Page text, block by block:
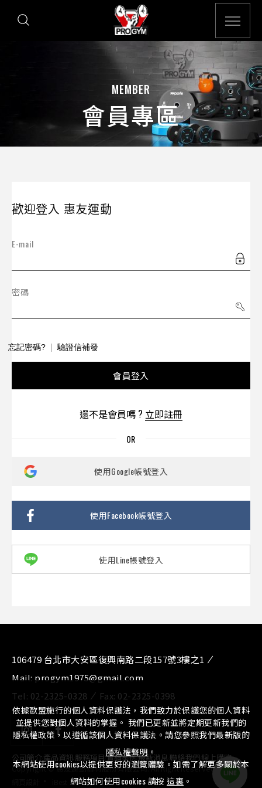
MEMBER
會員專區
歡迎登入 惠友運動
E-mail
密碼
忘記密碼? 驗證信補發
會員登入
還不是會員嗎 ? 立即註冊
使用Google帳號登入
使用Facebook帳號登入
使用Line帳號登入
106479 台北市大安區復興南路二段157號3樓之1
Mail: progym1975@gmail.com
Tel: 02-2325-0328 Fax: 02-2325-0398
公司簡介產品資訊 服務項目⁄實績案例⁄最新消息 聯絡我們 線上購物
Copyright © 惠友運動器材股份有限公司. All Right Reserved.
依據歐盟施行的個人資料保護法，我們致力於保護您的個人資料
並提供您對個人資料的掌握。 我們已更新並將定期更新我們的
隱私權政策，以遵循該個人資料保護法。請您參照我們最新版的
隱私權聲明 。
本網站使用cookies以提供更好的瀏覽體驗。如需了解更多關於本
網站如何使用cookies 請按 這裏 。